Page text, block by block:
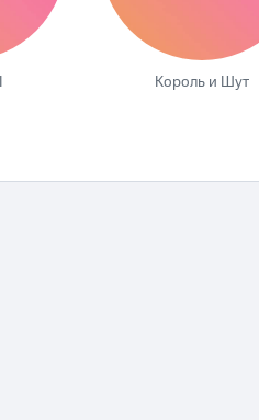
Король и Шут